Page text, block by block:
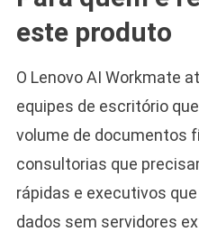
este produto
O Lenovo AI Workmate
equipes de escritório
volume de documentos
consultorias que
rápidas e executivos
dados sem servidores